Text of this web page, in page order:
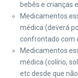
bebês e crianças
Medicamentos
médica (deverá
confrontado com
Medicamentos
médica (colírio,
etc desde que